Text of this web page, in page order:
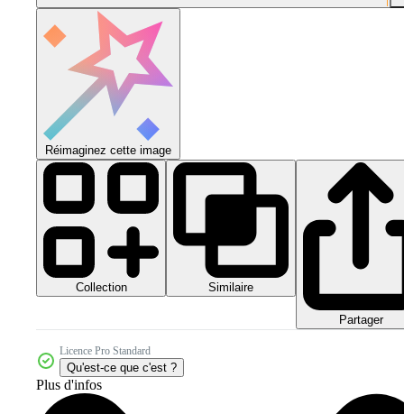
Réimaginez cette image
Collection Similaire
Partager
Licence Pro Standard
Qu'est-ce que c'est ?
Plus d'infos